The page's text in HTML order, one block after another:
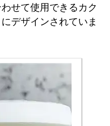
せて使用できるカク
デザインされていま